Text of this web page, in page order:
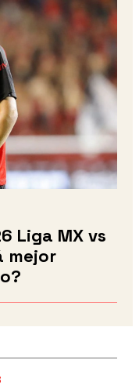
Liga MX vs
mejor